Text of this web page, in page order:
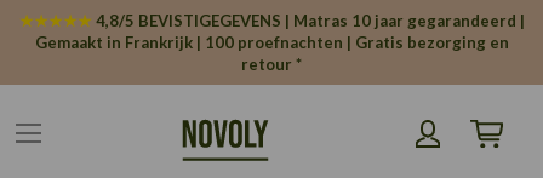
★★★★★ 4,8/5 BEVISTIGEGEVENS | Matras 10 jaar gegarandeerd |
Gemaakt in Frankrijk | 100 proefnachten | Gratis bezorging en
retour *
Cookies beheer paneel